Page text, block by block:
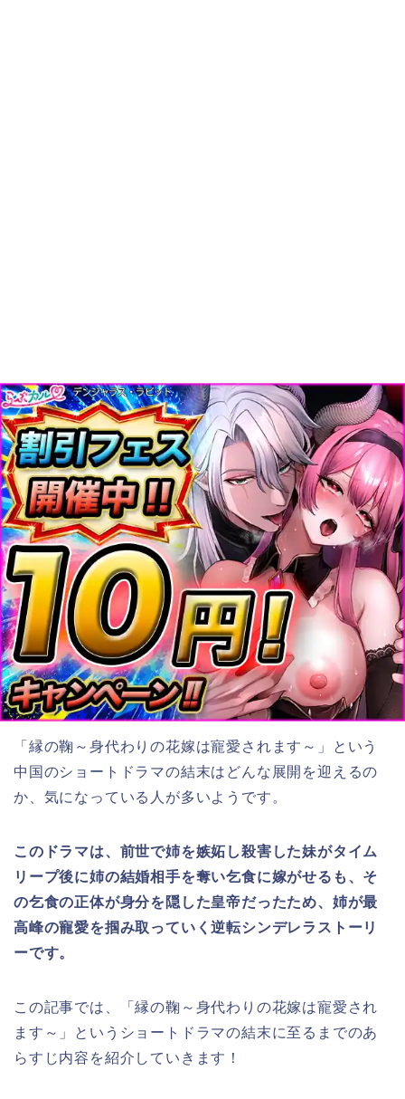
「縁の鞠～身代わりの花嫁は寵愛されます～」という
中国のショートドラマの結末はどんな展開を迎えるの
か、気になっている人が多いようです。
このドラマは、前世で姉を嫉妬し殺害した妹がタイム
リープ後に姉の結婚相手を奪い乞食に嫁がせるも、そ
の乞食の正体が身分を隠した皇帝だったため、姉が最
高峰の寵愛を掴み取っていく逆転シンデレラストーリ
ーです。
この記事では、「縁の鞠～身代わりの花嫁は寵愛され
ます～」というショートドラマの結末に至るまでのあ
らすじ内容を紹介していきます！